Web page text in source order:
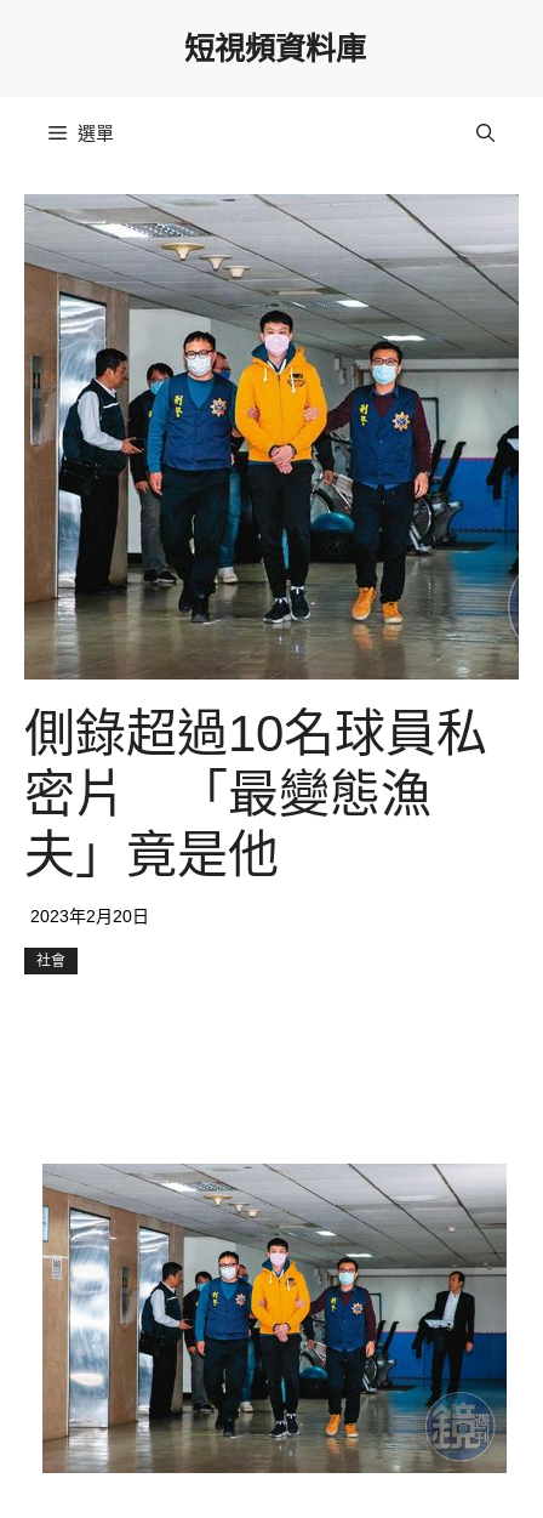
短視頻資料庫
選單
側錄超過10名球員私
密片 「最變態漁
夫」竟是他
2023年2月20日
社會